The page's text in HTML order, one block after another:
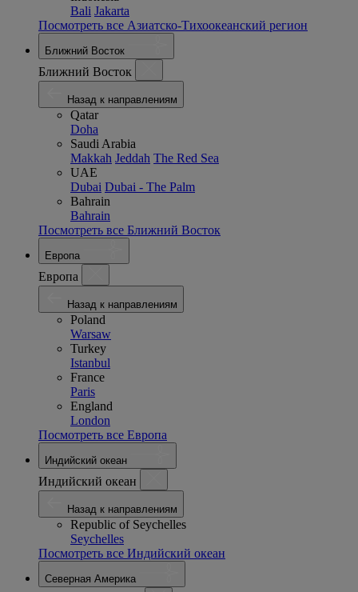
Bali Jakarta
Посмотреть все Азиатско-Тихоокеанский регион
Ближний Восток
Ближний Восток
Назад к направлениям
Qatar
Doha
Saudi Arabia
Makkah Jeddah The Red Sea
UAE
Dubai Dubai - The Palm
Bahrain
Bahrain
Посмотреть все Ближний Восток
Европа
Европа
Назад к направлениям
Poland
Warsaw
Turkey
Istanbul
France
Paris
England
London
Посмотреть все Европа
Индийский океан
Индийский океан
Назад к направлениям
Republic of Seychelles
Seychelles
Посмотреть все Индийский океан
Северная Америка